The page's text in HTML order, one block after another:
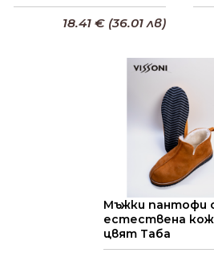
Добави в кошницата
18.41 € (36.01 лв)
Мъжки пантофи
естествена
цвят Таба